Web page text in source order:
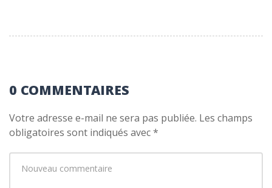
0 COMMENTAIRES
Votre adresse e-mail ne sera pas publiée. Les champs
obligatoires sont indiqués avec*
commentaire*